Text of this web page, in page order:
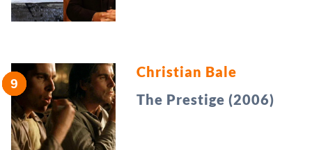
Christian Bale
The Prestige (2006)